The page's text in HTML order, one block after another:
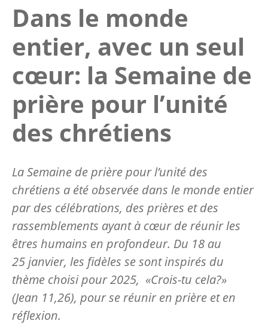
Dans le monde
entier, avec un seul
cœur: la Semaine de
prière pour l’unité
des chrétiens
La Semaine de prière pour l’unité des
chrétiens a été observée dans le monde entier
par des célébrations, des prières et des
rassemblements ayant à cœur de réunir les
êtres humains en profondeur. Du 18 au
25 janvier, les fidèles se sont inspirés du
thème choisi pour 2025, «Crois-tu cela?»
(Jean 11,26), pour se réunir en prière et en
réflexion.